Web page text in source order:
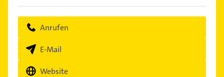
Anrufen
E-Mail
Website